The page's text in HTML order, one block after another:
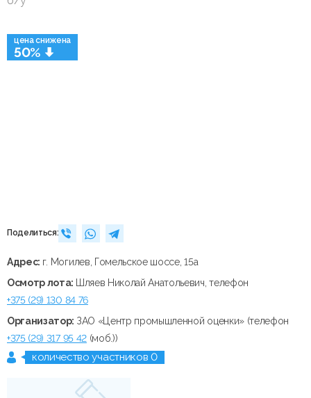
цена снижена
50%
Поделиться:
Адрес: г. Могилев, Гомельское шоссе, 15а
Осмотр лота: Шляев Николай Анатольевич, телефон
+375 (29) 130 84 76
Организатор: ЗАО «Центр промышленной оценки» (телефон
+375 (29) 317 95 42(моб.))
количество участников 0